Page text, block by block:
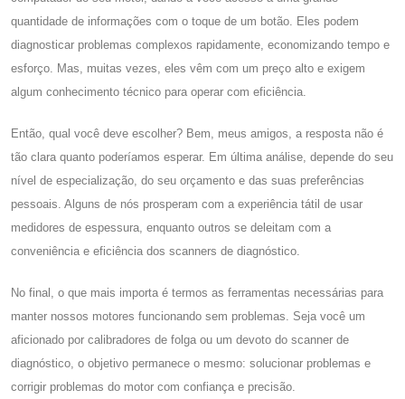
quantidade de informações com o toque de um botão. Eles podem
diagnosticar problemas complexos rapidamente, economizando tempo e
esforço. Mas, muitas vezes, eles vêm com um preço alto e exigem
algum conhecimento técnico para operar com eficiência.
Então, qual você deve escolher? Bem, meus amigos, a resposta não é
tão clara quanto poderíamos esperar. Em última análise, depende do seu
nível de especialização, do seu orçamento e das suas preferências
pessoais. Alguns de nós prosperam com a experiência tátil de usar
medidores de espessura, enquanto outros se deleitam com a
conveniência e eficiência dos scanners de diagnóstico.
No final, o que mais importa é termos as ferramentas necessárias para
manter nossos motores funcionando sem problemas. Seja você um
aficionado por calibradores de folga ou um devoto do scanner de
diagnóstico, o objetivo permanece o mesmo: solucionar problemas e
corrigir problemas do motor com confiança e precisão.